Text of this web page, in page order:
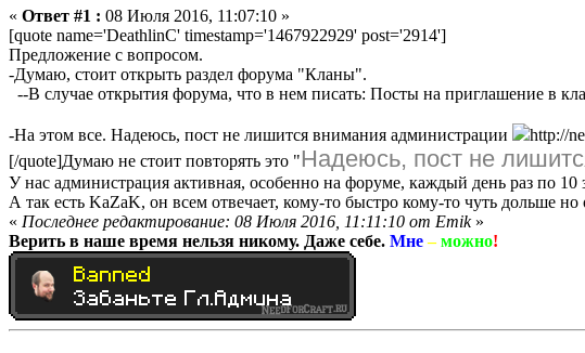
« Ответ #1 : 08 Июля 2016, 11:07:10 »
[quote name='DeathlinC' timestamp='1467922929' post='2914']
Предложение с вопросом.
-Думаю, стоит открыть раздел форума "Кланы".
--В случае открытия форума, что в нем писать: Посты на приглашение в
-На этом все. Надеюсь, пост не лишится внимания администрации
http://
[/quote]Думаю не стоит повторять это "Надеюсь, пост не
У нас администрация активная, особенно на форуме, каждый день раз по 10
А так есть KaZaK, он всем отвечает, кому-то быстро кому-то чуть дольше но
« Последнее редактирование: 08 Июля 2016, 11:11:10 от Emik»
Верить в наше время нельзя никому. Даже себе. Мне – можно!